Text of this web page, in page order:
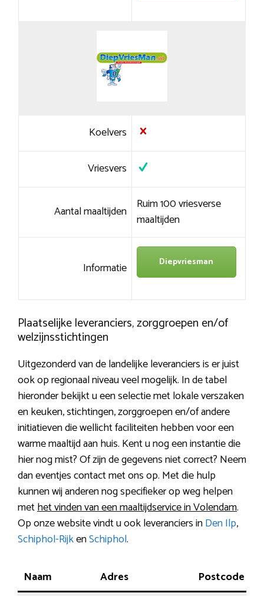
Koelvers
Vriesvers
Aantal maaltijden Ruim 100 vriesverse
maaltijden
Informatie Diepvriesman
Plaatselijke leveranciers, zorggroepen en/of
welzijnsstichtingen
Uitgezonderd van de landelijke leveranciers is er juist
ook op regionaal niveau veel mogelijk. In de tabel
hieronder bekijkt u een selectie met lokale verszaken
en keuken, stichtingen, zorggroepen en/of andere
initiatieven die wellicht faciliteiten hebben voor een
warme maaltijd aan huis. Kent u nog een instantie die
hier nog mist? Of zijn de gegevens niet correct? Neem
dan eventjes contact met ons op. Met die hulp
kunnen wij anderen nog specifieker op weg helpen
methet vinden van een maaltijdservice in Volendam.
Op onze website vindt u ook leveranciers inDen Ilp,
Schiphol-RijkenSchiphol.
Naam Adres Postcode